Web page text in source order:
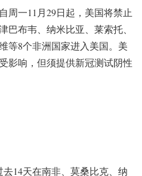
周一11月29日起，美国将禁止
巴布韦、纳米比亚、莱索托、
等8个非洲国家进入美国。美
影响，但须提供新冠测试阴性
去14天在南非、莫桑比克、纳